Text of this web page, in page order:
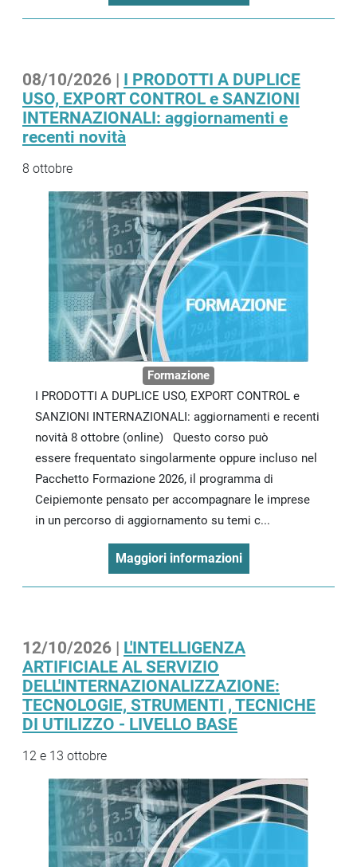
08/10/2026 | I PRODOTTI A DUPLICE
USO, EXPORT CONTROL e SANZIONI
INTERNAZIONALI: aggiornamenti e
recenti novità
8 ottobre
Formazione
I PRODOTTI A DUPLICE USO, EXPORT CONTROL e
SANZIONI INTERNAZIONALI: aggiornamenti e recenti
novità 8 ottobre (online) Questo corso può
essere frequentato singolarmente oppure incluso nel
Pacchetto Formazione 2026, il programma di
Ceipiemonte pensato per accompagnare le imprese
in un percorso di aggiornamento su temi c...
Maggiori informazioni
12/10/2026 | L'INTELLIGENZA
ARTIFICIALE AL SERVIZIO
DELL'INTERNAZIONALIZZAZIONE:
TECNOLOGIE, STRUMENTI , TECNICHE
DI UTILIZZO - LIVELLO BASE
12 e 13 ottobre